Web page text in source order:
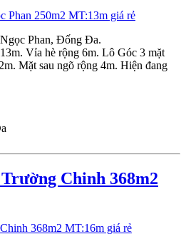
Phan, Đống Đa.
Vỉa hè rộng 6m. Lô Góc 3 mặt
Mặt sau ngõ rộng 4m. Hiện đang
Chinh 368m2